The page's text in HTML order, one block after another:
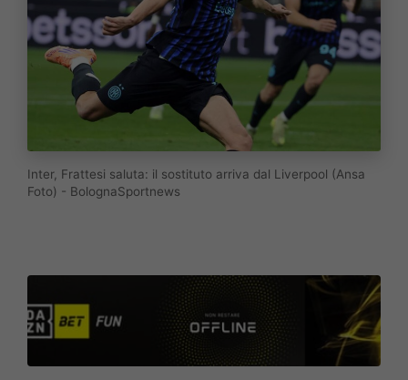
Inter, Frattesi saluta: il sostituto arriva dal Liverpool (Ansa
Foto) - BolognaSportnews